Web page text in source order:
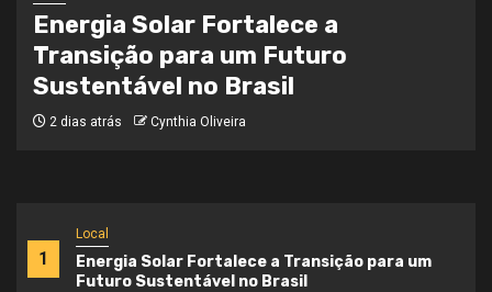
1
Local
Energia Solar Fortalece a Transição para um
Futuro Sustentável no Brasil
Onde a Informação Encontra o Seu
Caminho
3 semanas atrás Cynthia Oliveira